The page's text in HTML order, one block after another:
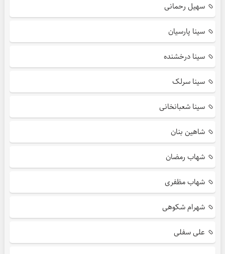
سهیل رحمانی
سینا پارسیان
سینا درخشنده
سینا سرلک
سینا شعبانخانی
شاهین بنان
شهاب رمضان
شهاب مظفری
شهرام شکوهی
علی سفلی